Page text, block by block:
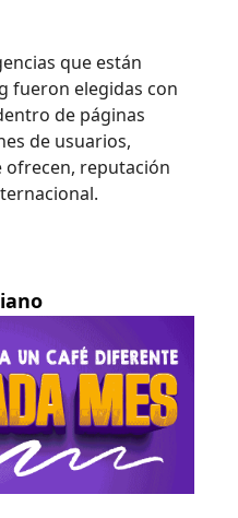
que están
fueron elegidas con
de páginas
de usuarios,
ofrecen, reputación